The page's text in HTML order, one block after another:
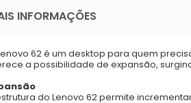
INFORMAÇÕES
62 é um desktop para quem
a possibilidade de expansão,
do Lenovo 62 permite